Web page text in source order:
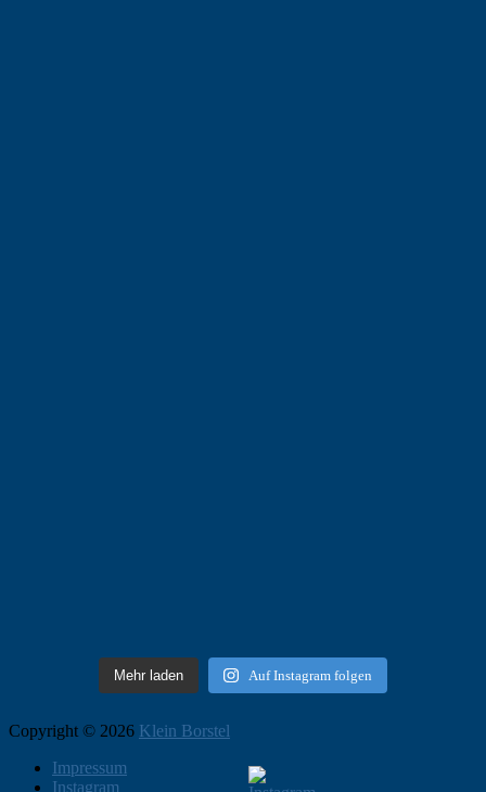
Mehr laden Auf Instagram folgen
Copyright © 2026 Klein Borstel
Impressum
Instagram